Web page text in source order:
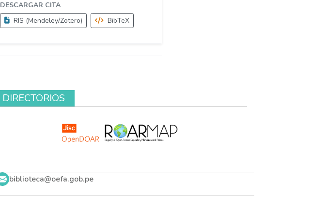
DESCARGAR CITA
RIS (Mendeley/Zotero)
BibTeX
DIRECTORIOS
biblioteca@oefa.gob.pe